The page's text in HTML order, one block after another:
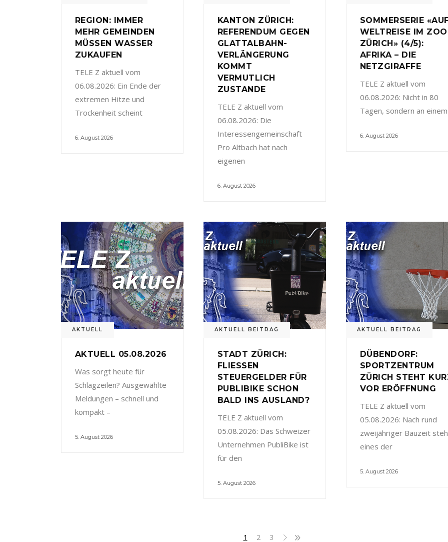
REGION: IMMER
MEHR GEMEINDEN
MÜSSEN WASSER
ZUKAUFEN
TELE Z aktuell vom
06.08.2026: Ein Ende der
extremen Hitze und
Trockenheit scheint
6. August 2026
KANTON ZÜRICH:
REFERENDUM GEGEN
GLATTALBAHN-
VERLÄNGERUNG
KOMMT
VERMUTLICH
ZUSTANDE
TELE Z aktuell vom
06.08.2026: Die
Interessengemeinschaft
Pro Altbach hat nach
eigenen
6. August 2026
SOMMERSERIE
WELTREISE IM ZOO
ZÜRICH» (4/5):
AFRIKA – DIE
NETZGIRAFFE
TELE Z aktuell vom
06.08.2026: Nicht in 80
Tagen, sondern an einem
6. August 2026
AKTUELL
AKTUELL 05.08.2026
Was sorgt heute für
Schlagzeilen? Ausgewählte
Meldungen – schnell und
kompakt –
5. August 2026
AKTUELL BEITRAG
STADT ZÜRICH:
FLIESSEN
STEUERGELDER FÜR
PUBLIBIKE SCHON
BALD INS AUSLAND?
TELE Z aktuell vom
05.08.2026: Das Schweizer
Unternehmen PubliBike ist
für den
5. August 2026
AKTUELL BEITRAG
DÜBENDORF:
SPORTZENTRUM
ZÜRICH STEHT
VOR ERÖFFNUNG
TELE Z aktuell vom
05.08.2026: Nach rund
zweijähriger Bauzeit
eines der
5. August 2026
1 2 3